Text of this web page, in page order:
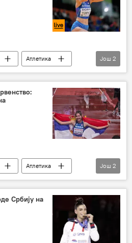
Атлетика
Још 2
Атлетика
Још 2
Србију на